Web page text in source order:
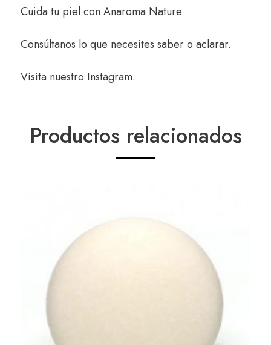
Cuida tu piel conAnaroma Nature
Consúltanos lo que necesites saber o aclarar.
Visita nuestro Instagram.
Productos relacionados